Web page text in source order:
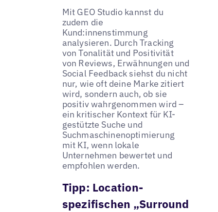
Mit GEO Studio kannst du
zudem die
Kund:innenstimmung
analysieren. Durch Tracking
von Tonalität und Positivität
von Reviews, Erwähnungen und
Social Feedback siehst du nicht
nur, wie oft deine Marke zitiert
wird, sondern auch, ob sie
positiv wahrgenommen wird –
ein kritischer Kontext für KI-
gestützte Suche und
Suchmaschinenoptimierung
mit KI, wenn lokale
Unternehmen bewertet und
empfohlen werden.
Tipp: Location-
spezifischen „Surround